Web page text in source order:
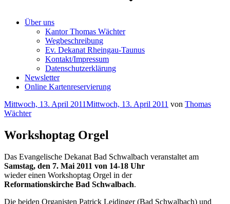
Über uns
Kantor Thomas Wächter
Wegbeschreibung
Ev. Dekanat Rheingau-Taunus
Kontakt/Impressum
Datenschutzerklärung
Newsletter
Online Kartenreservierung
Veröffentlicht
am
Mittwoch, 13. April 2011Mittwoch, 13. April 2011 von Thomas
Wächter
Workshoptag Orgel
Das Evangelische Dekanat Bad Schwalbach veranstaltet am
Samstag, den 7. Mai 2011 von 14-18 Uhr
wieder einen Workshoptag Orgel in der
Reformationskirche Bad Schwalbach.
Die beiden Organisten Patrick Leidinger (Bad Schwalbach) und